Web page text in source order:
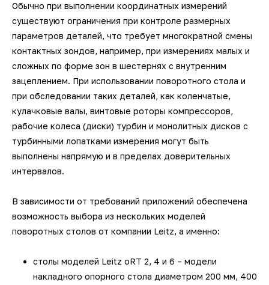
Обычно при выполнении координатных измерений
существуют ограничения при контроле размерных
параметров деталей, что требует многократной смены
контактных зондов, например, при измерениях малых и
сложных по форме зон в шестернях с внутренним
зацеплением. При использовании поворотного стола и
при обследовании таких деталей, как коленчатые,
кулачковые валы, винтовые роторы компрессоров,
рабочие колеса (диски) турбин и монолитных дисков с
турбинными лопатками измерения могут быть
выполнены напрямую и в пределах доверительных
интервалов.
В зависимости от требований приложений обеспечена
возможность выбора из нескольких моделей
поворотных столов от компании Leitz, а именно:
столы моделей Leitz oRT 2, 4 и 6 – модели
накладного опорного стола диаметром 200 мм, 400